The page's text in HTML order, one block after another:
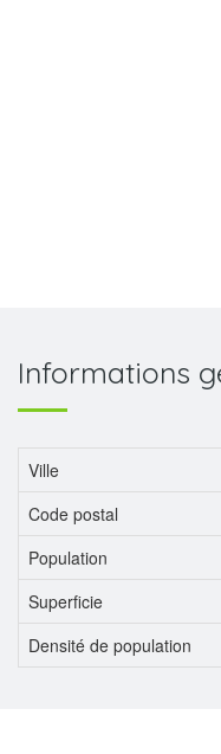
Informations
Ville
Code postal
Population
Superficie
Densité de population